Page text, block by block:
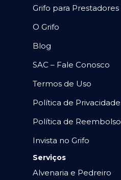
Grifo para Prestadores
O Grifo
Blog
SAC – Fale Conosco
Termos de Uso
Política de Privacidade
Política de Reembolso
Invista no Grifo
Serviços
Alvenaria e Pedreiro